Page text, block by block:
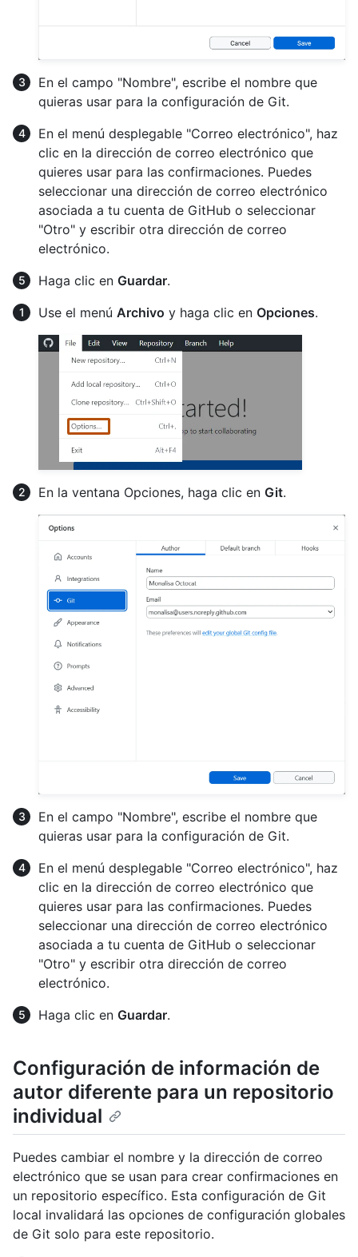
En el campo "Nombre", escribe el nombre que
quieras usar para la configuración de Git.
En el menú desplegable "Correo electrónico", haz
clic en la dirección de correo electrónico que
quieres usar para las confirmaciones. Puedes
seleccionar una dirección de correo electrónico
asociada a tu cuenta de GitHub o seleccionar
"Otro" y escribir otra dirección de correo
electrónico.
Haga clic en Guardar.
Use el menú Archivo y haga clic en Opciones.
En la ventana Opciones, haga clic en Git.
En el campo "Nombre", escribe el nombre que
quieras usar para la configuración de Git.
En el menú desplegable "Correo electrónico", haz
clic en la dirección de correo electrónico que
quieres usar para las confirmaciones. Puedes
seleccionar una dirección de correo electrónico
asociada a tu cuenta de GitHub o seleccionar
"Otro" y escribir otra dirección de correo
electrónico.
Haga clic en Guardar.
Configuración de información de
autor diferente para un repositorio
individual
Puedes cambiar el nombre y la dirección de correo
electrónico que se usan para crear confirmaciones en
un repositorio específico. Esta configuración de Git
local invalidará las opciones de configuración globales
de Git solo para este repositorio.